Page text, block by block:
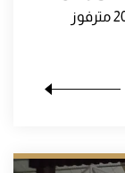
دولة الامارات الشوط الرئيسي مسافة 2000 مترفوز